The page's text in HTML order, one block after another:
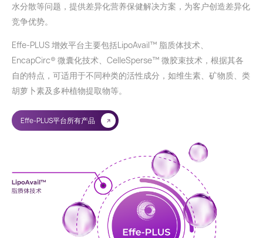
水分散等问题，提供差异化营养保健解决方案，为客户创造差异化
竞争优势。
Effe-PLUS 增效平台主要包括LipoAvail™ 脂质体技术、
EncapCirc® 微囊化技术、CelleSperse™ 微胶束技术，根据其各
自的特点，可适用于不同种类的活性成分，如维生素、矿物质、类
胡萝卜素及多种植物提取物等。
Effe-PLUS平台所有产品